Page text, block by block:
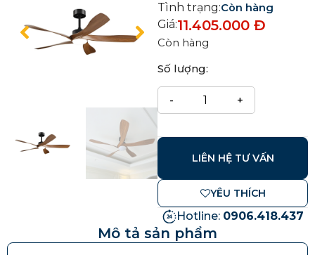
Tình trạng:Còn hàng
Giá:11.405.000 Đ
Còn hàng
Số lượng:
LIÊN HỆ TƯ VẤN
YÊU THÍCH
Hotline: 0906.418.437
Mô tả sản phẩm